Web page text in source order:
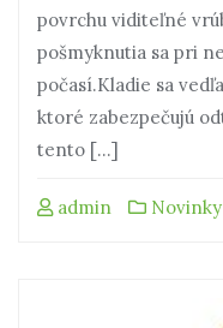
povrchu viditeľné
pošmyknutia sa pri
počasí.Kladie sa
ktoré zabezpečujú
tento […]
admin Novinky